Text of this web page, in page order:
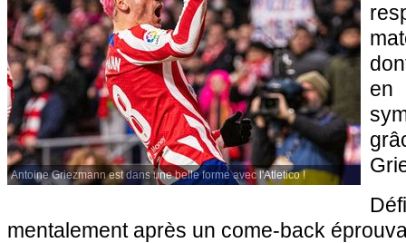
Antoine Griezmann est dans une belle forme avec l'Atletico !
en
mentalement après un come-back